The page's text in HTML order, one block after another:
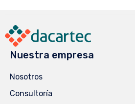
Nuestra empresa
Nosotros
Consultoría